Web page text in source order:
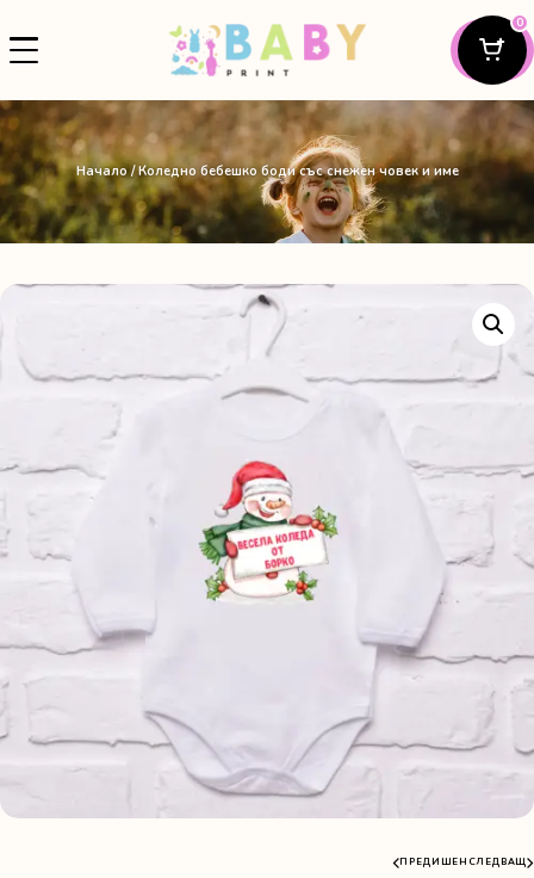
0
Начало/ Коледно бебешко боди със снежен човек и име
ПРЕДИШЕН СЛЕДВАЩ